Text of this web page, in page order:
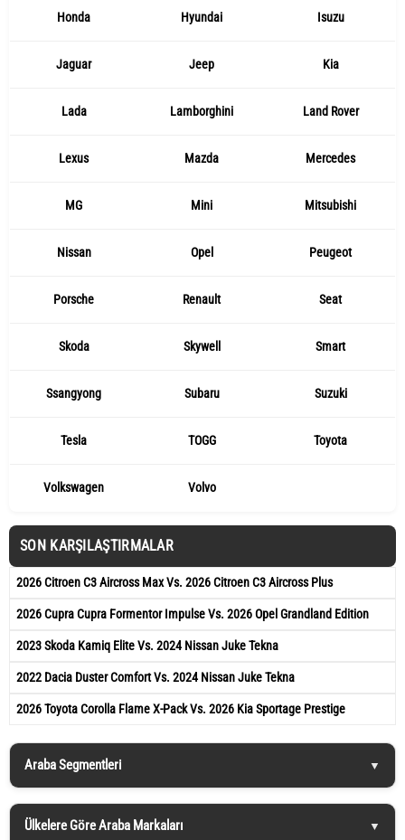
Honda Hyundai Isuzu
Jaguar Jeep Kia
Lada Lamborghini Land Rover
Lexus Mazda Mercedes
MG Mini Mitsubishi
Nissan Opel Peugeot
Porsche Renault Seat
Skoda Skywell Smart
Ssangyong Subaru Suzuki
Tesla TOGG Toyota
Volkswagen Volvo
SON KARŞILAŞTIRMALAR
2026 Citroen C3 Aircross Max Vs. 2026 Citroen C3 Aircross Plus
2026 Cupra Cupra Formentor Impulse Vs. 2026 Opel Grandland Edition
2023 Skoda Kamiq Elite Vs. 2024 Nissan Juke Tekna
2022 Dacia Duster Comfort Vs. 2024 Nissan Juke Tekna
2026 Toyota Corolla Flame X-Pack Vs. 2026 Kia Sportage Prestige
Araba Segmentleri
Ülkelere Göre Araba Markaları